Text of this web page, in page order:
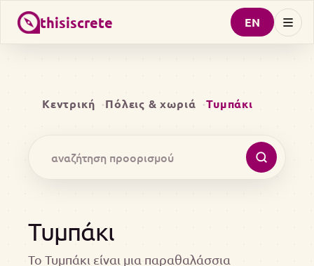
thisiscrete EN
Κεντρική Πόλεις & χωριά Τυμπάκι
Τυμπάκι
Το Τυμπάκι είναι μια παραθαλάσσια